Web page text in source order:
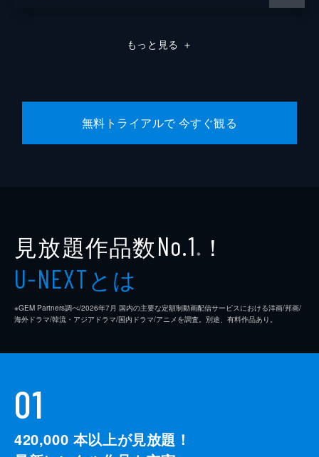
もっと見る ＋
無料トライアルで 今すぐ観る
見放題作品数No.1 ※ ！
U-NEXTとは
※GEM Partners調べ/2026年7⽉ 国内の主要な定額制動画配信サービスにおける洋画/邦画/
海外ドラマ/韓流・アジアドラマ/国内ドラマ/アニメを調査。別途、有料作品あり。
01
420,000 本以上が見放題！